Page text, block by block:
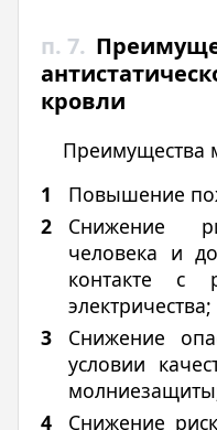
п. 7.
кровли
Преимущества
Повышение
Снижение
человека и
контакте с
электричества;
Снижение
условии
Снижение